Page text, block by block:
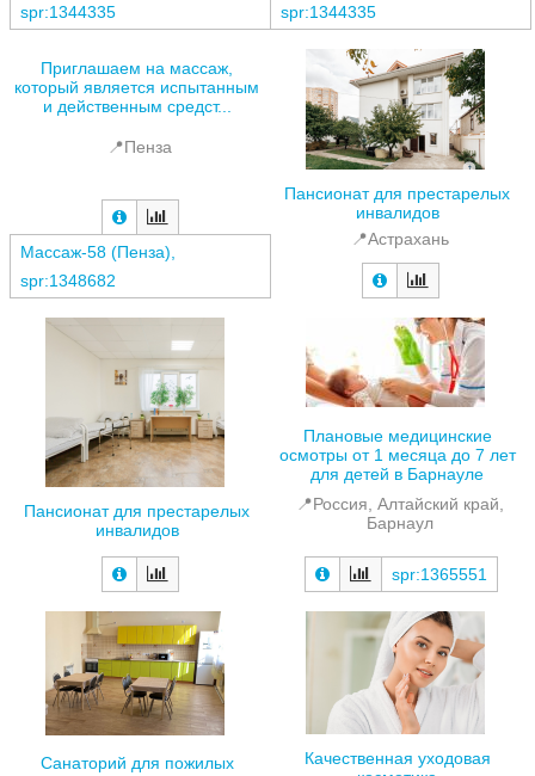
spr:1344335
spr:1344335
Приглашаем на массаж,
который является испытанным
и действенным средст...
📍Пенза
Массаж-58 (Пенза),
spr:1348682
Пансионат для престарелых
инвалидов
📍Астрахань
Пансионат для престарелых
инвалидов
Плановые медицинские
осмотры от 1 месяца до 7 лет
для детей в Барнауле
📍Россия, Алтайский край,
Барнаул
spr:1365551
Санаторий для пожилых
Качественная уходовая